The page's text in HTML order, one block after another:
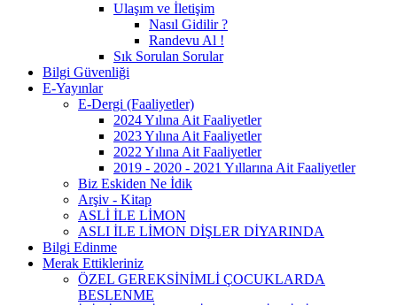
Ulaşım ve İletişim
Nasıl Gidilir ?
Randevu Al !
Sık Sorulan Sorular
Bilgi Güvenliği
E-Yayınlar
E-Dergi (Faaliyetler)
2024 Yılına Ait Faaliyetler
2023 Yılına Ait Faaliyetler
2022 Yılına Ait Faaliyetler
2019 - 2020 - 2021 Yıllarına Ait Faaliyetler
Biz Eskiden Ne İdik
Arşiv - Kitap
ASLİ İLE LİMON
ASLI İLE LİMON DİŞLER DİYARINDA
Bilgi Edinme
Merak Ettikleriniz
ÖZEL GEREKSİNİMLİ ÇOCUKLARDA
BESLENME